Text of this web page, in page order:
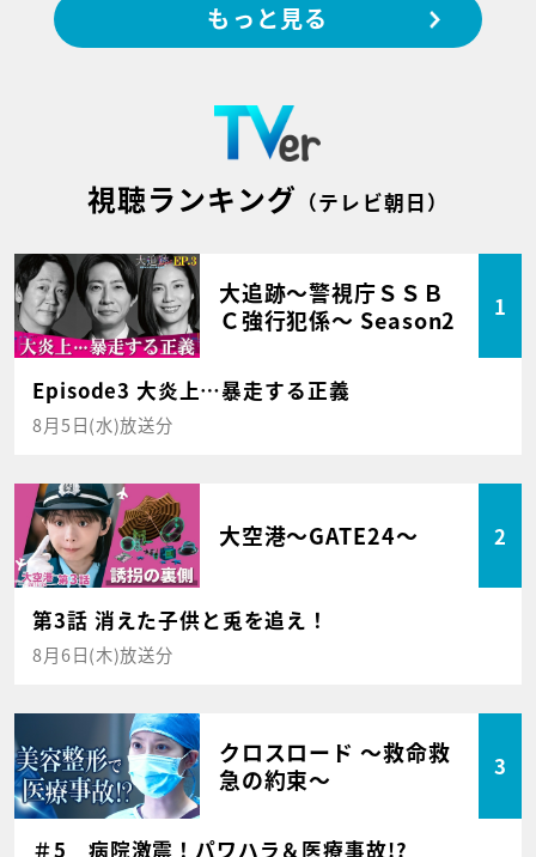
もっと見る
視聴ランキング （テレビ朝日）
大追跡～警視庁ＳＳＢ
Ｃ強行犯係～ Season2
1
Episode3 大炎上…暴走する正義
8月5日(水)放送分
大空港～GATE24～ 2
第3話 消えた子供と兎を追え！
8月6日(木)放送分
クロスロード ～救命救
急の約束～
3
＃5 病院激震！パワハラ＆医療事故!?